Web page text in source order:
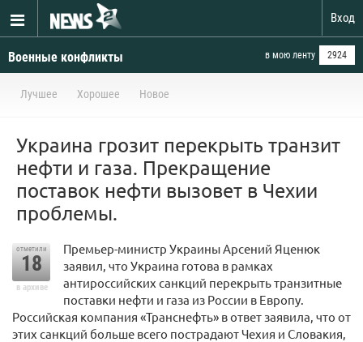
Вход
Военные конфликты в мою ленту 2924
Лучшее Хорошее Новое
Украина грозит перекрыть транзит
нефти и газа. Прекращение
поставок нефти вызовет в Чехии
проблемы.
отметили
18
в архиве
Премьер-министр Украины Арсений Яценюк
заявил, что Украина готова в рамках
антироссийских санкций перекрыть транзитные
поставки нефти и газа из России в Европу.
Российская компания «Транснефть» в ответ заявила, что от
этих санкций больше всего пострадают Чехия и Словакия,